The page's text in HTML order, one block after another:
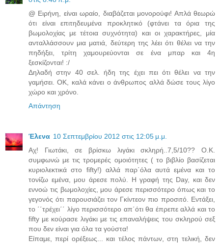
@ Ειρήνη, είναι ωραίο, διαβάζεται μονορούφι! Απλά θεωρώ
ότι είναι επιτηδευμένα προκλητικό (φτάνει τα όρια της
βωμολοχίας με τέτοια συχνότητα) και οι χαρακτήρες, μία
ανταλλάσσουν μια ματιά, δεύτερη της λέει ότι θέλει να την
πηδήξει, τρίτη χαμουρεύονται σε ένα μπαρ και 4η
ξεσκίζονται! :/
Δηλαδή στην 40 σελ. ήδη της έχει πει ότι θέλει να την
γαμήσει. ΟΚ, καλά κάνει ο άνθρωπος αλλά δώσε τους λίγο
χώρο και χρόνο.
Απάντηση
Έλενα 10 Σεπτεμβρίου 2012 στις 12:05 μ.μ.
Αχ! Γιωτάκι, σε βρίσκω λιγάκι σκληρή..7,5/10?? Ο.Κ.
συμφωνώ με τις τρομερές ομοιότητες ( το βιβλίο βασίζεται
κυριολεκτικά στο fifty!) αλλά παρ΄όλα αυτά εμένα και το
τονίζω εμένα, μου άρεσε πολύ. Η γραφή της Day, και δεν
εννοώ τις βωμολοχίες, μου άρεσε περισσότερο όπως και το
γεγονός ότι παρουσιάζει τον Γκίντεον πιο προσιτό. Εντάξει,
το ΄΄τρέχει΄΄ λίγο περισσότερο απ΄ότι θα έπρεπε αλλά και το
fifty με κούρασε λιγάκι με τις επαναλήψεις του σκληρού σεξ
που δεν είναι για όλα τα γούστα!
Είπαμε, περί ορέξεως... και τέλος πάντων, στη τελική, δεν